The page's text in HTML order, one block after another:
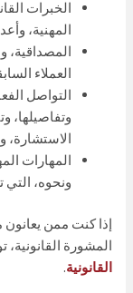
الخبرات
المهنية،
المصداقية،
العملاء
التواصل
وتفاصيلها،
الاستشارة،
المهارات
ونحوه،
إذا كنت ممن
المشورة
القانونية.